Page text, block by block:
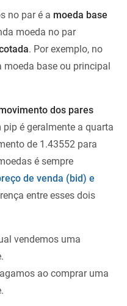
no par é a moeda base
moeda no par
. Por exemplo, no
moeda base ou principal
dos pares
é geralmente a quarta
de 1.43552 para
é sempre
de venda (bid) e
entre esses dois
vendemos uma
ao comprar uma